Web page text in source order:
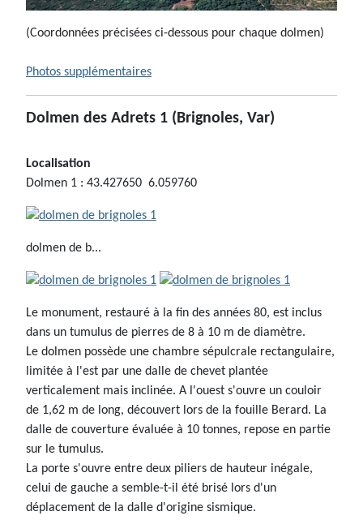
(Coordonnées précisées ci-dessous pour chaque dolmen)
Photos supplémentaires
Dolmen des Adrets 1 (Brignoles, Var)
Localisation
Dolmen 1 : 43.427650 6.059760
dolmen de b...
Le monument, restauré à la fin des années 80, est inclus
dans un tumulus de pierres de 8 à 10 m de diamètre.
Le dolmen possède une chambre sépulcrale rectangulaire,
limitée à l'est par une dalle de chevet plantée
verticalement mais inclinée. A l'ouest s'ouvre un couloir
de 1,62 m de long, découvert lors de la fouille Berard. La
dalle de couverture évaluée à 10 tonnes, repose en partie
sur le tumulus.
La porte s'ouvre entre deux piliers de hauteur inégale,
celui de gauche a semble-t-il été brisé lors d'un
déplacement de la dalle d'origine sismique.